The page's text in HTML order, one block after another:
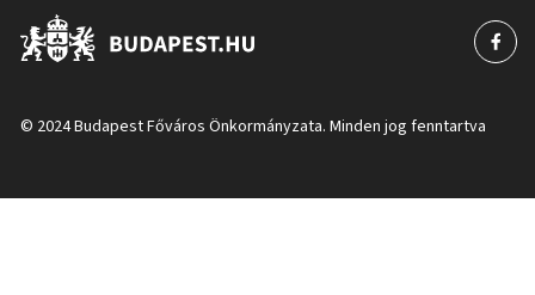
© 2024 Budapest Főváros Önkormányzata. Minden jog fenntartva